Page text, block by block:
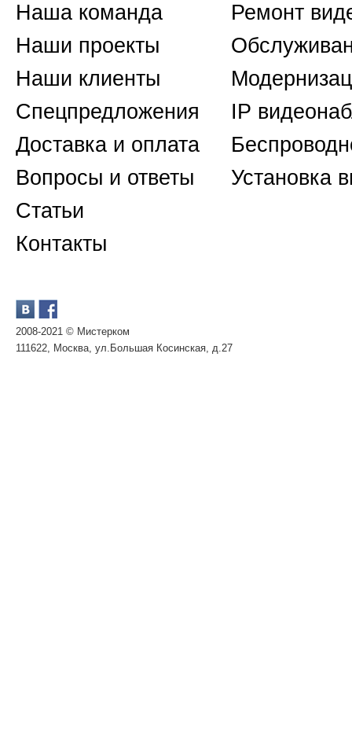
Наша команда
Наши проекты
Наши клиенты
Спецпредложения
Доставка и оплата
Вопросы и ответы
Статьи
Контакты
2008-2021 © Мистерком
111622, Москва, ул.Большая Косинская, д.27
Ремонт
IP
Установка